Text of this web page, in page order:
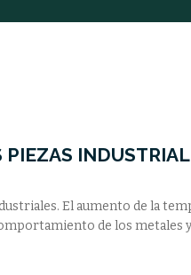
El aumento de la
de los metales